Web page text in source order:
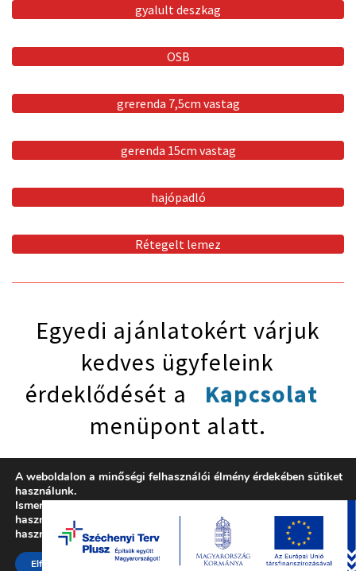
gyalult deszkag
OSB
grerenda 7,5cm vastag
gerenda 15cm vastag
hajópadló
Rétegelt lemez
Egyedi ajánlatokért várjuk
kedves ügyfeleink
érdeklődését a
Kapcsolat
menüpont alatt.
A weboldalon a minőségi felhasználói élmény érdekében sütiket
használunk.
Ismerje meg tájékoztatónkat arról, hogy milyen sütiket
használunk, vagy a
résznél ki lehet kapcsolni a
használatukat.
Elfogad